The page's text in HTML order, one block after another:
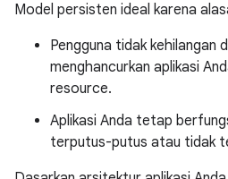
Model persisten ideal karena
Pengguna tidak kehilangan
menghancurkan aplikasi
resource.
Aplikasi Anda tetap
terputus-putus atau tidak